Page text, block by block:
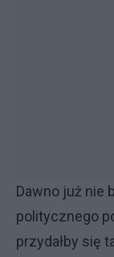
Dawno już nie
politycznego
przydałby się